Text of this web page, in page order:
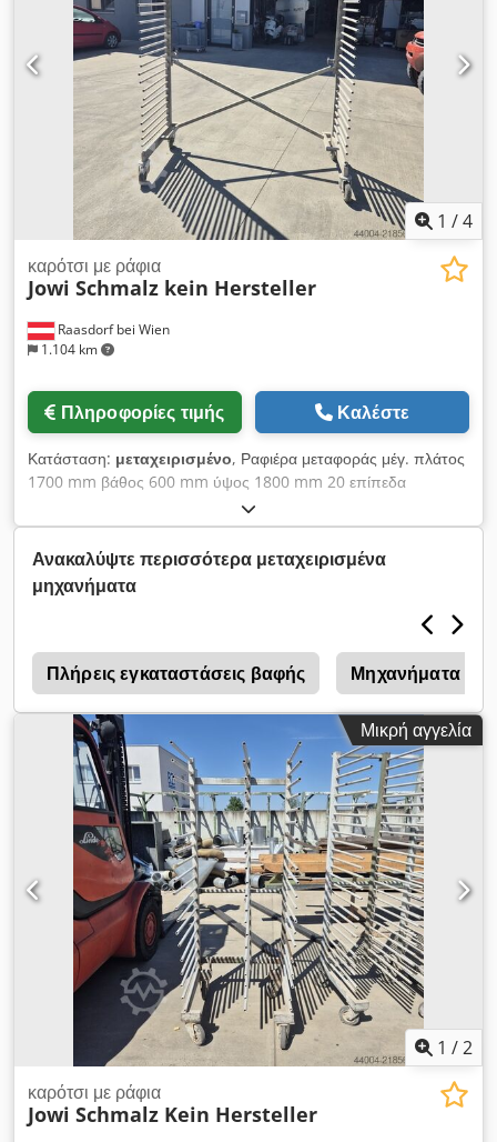
περιστρεφόμενοι τροχοί για χειρισμό ( 2 με ασφάλιση) Λαβή
χειρισμού Συνολικές διαστάσεις: καρότσι κλειστό mm 1500 x
400 x 1900 h - καρότσι μέγιστο άνοιγμα mm 1650 x 3000 x
1900 h Συνολικές διαστάσεις για μεταφορά: mm 1500 x 400 x
1900 h Βάρος kg 115
1 /4
Raasdorf bei Wien
1.104 km
καρότσι με ράφια
Jowi Schmalz kein Hersteller
Πληροφορίες τιμής Καλέστε
Κατάσταση: μεταχειρισμένο, Ραφιέρα μεταφοράς μέγ. πλάτος
1700 mm βάθος 600 mm ύψος 1800 mm 20 επίπεδα
Dkedpfxjy Nawbe Amysr κινητή
Ανακαλύψτε περισσότερα μεταχειρισμένα
μηχανήματα
Πλήρεις εγκαταστάσεις βαφής Μηχανήματα
Μικρή αγγελία
1 /2
καρότσι με ράφια
Jowi Schmalz Kein Hersteller